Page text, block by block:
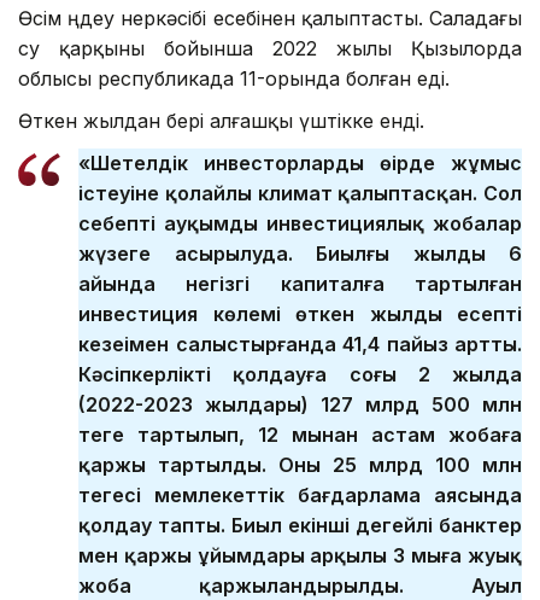
Өсім өңдеу өнеркәсібі есебінен қалыптасты. Саладағы
өсу қарқыны бойынша 2022 жылы Қызылорда
облысы республикада 11-орында болған еді.
Өткен жылдан бері алғашқы үштікке енді.
«Шетелдік инвесторлардың өңірде жұмыс
істеуіне қолайлы климат қалыптасқан. Сол
себепті ауқымды инвестициялық жобалар
жүзеге асырылуда. Биылғы жылдың 6
айында негізгі капиталға тартылған
инвестиция көлемі өткен жылдың есепті
кезеңімен салыстырғанда 41,4 пайыз артты.
Кәсіпкерлікті қолдауға соңғы 2 жылда
(2022-2023 жылдары) 127 млрд 500 млн
теңге тартылып, 12 мыңнан астам жобаға
қаржы тартылды. Оның 25 млрд 100 млн
теңгесі мемлекеттік бағдарлама аясында
қолдау тапты. Биыл екінші деңгейлі банктер
мен қаржы ұйымдары арқылы 3 мыңға жуық
жоба қаржыландырылды. Ауыл